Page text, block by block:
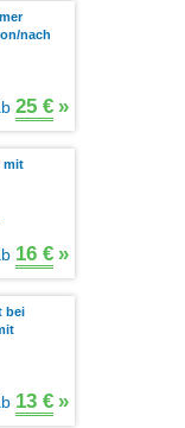
nach
25 € »
mit
16 € »
bei
13 € »